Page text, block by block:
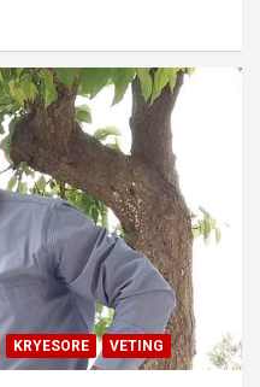
KRYESORE VETING